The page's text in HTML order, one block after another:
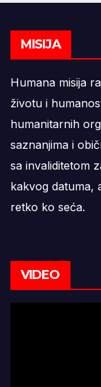
MISIJA
Humana misija
životu i
humanitarnih
saznanjima i
sa invaliditetom
kakvog datuma,
retko ko seća.
VIDEO